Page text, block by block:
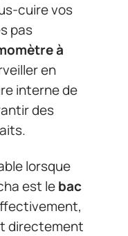
cuire vos
pas
à
en
interne de
des
lorsque
est lebac
directement